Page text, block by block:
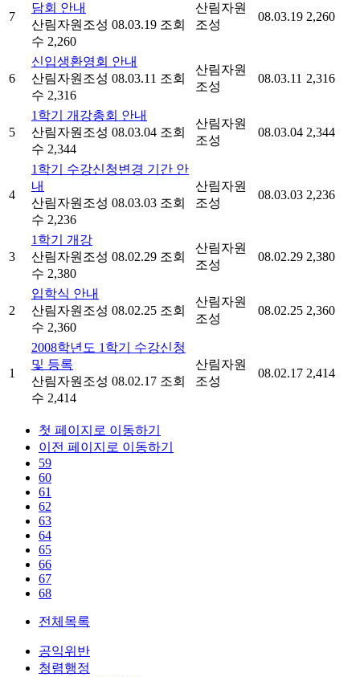
7
담회 안내
산림자원조성 08.03.19 조회
수 2,260
산림자원
조성
08.03.19 2,260
6
신입생환영회 안내
산림자원조성 08.03.11 조회
수 2,316
산림자원
조성
08.03.11 2,316
5
1학기 개강총회 안내
산림자원조성 08.03.04 조회
수 2,344
산림자원
조성
08.03.04 2,344
4
1학기 수강신청변경 기간 안
내
산림자원조성 08.03.03 조회
수 2,236
산림자원
조성
08.03.03 2,236
3
1학기 개강
산림자원조성 08.02.29 조회
수 2,380
산림자원
조성
08.02.29 2,380
2
입학식 안내
산림자원조성 08.02.25 조회
수 2,360
산림자원
조성
08.02.25 2,360
1
2008학년도 1학기 수강신청
및 등록
산림자원조성 08.02.17 조회
수 2,414
산림자원
조성
08.02.17 2,414
첫 페이지로 이동하기
이전 페이지로 이동하기
59
60
61
62
63
64
65
66
67
68
전체목록
공익위반
청렴행정